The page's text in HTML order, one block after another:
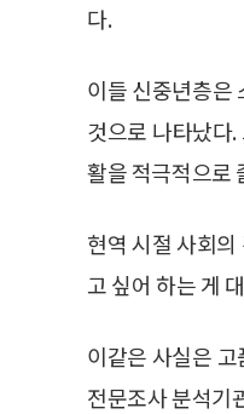
다.
이들 신중년층은
것으로 나타났다
활을 적극적으로
현역 시절 사회
고 싶어 하는 게
이같은 사실은
전문조사 분석기